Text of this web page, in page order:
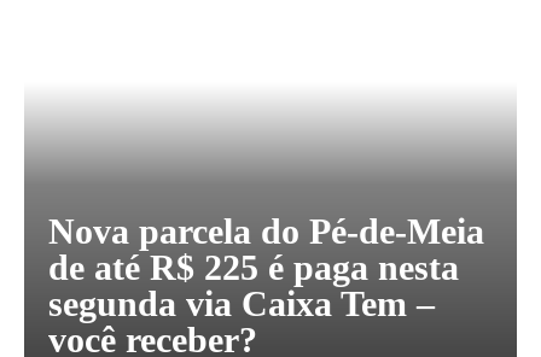
Nova parcela do Pé-de-Meia
de até R$ 225 é paga nesta
segunda via Caixa Tem –
você receber?